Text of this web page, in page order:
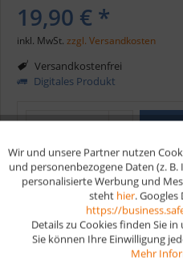
19,90 € *
inkl. MwSt. zzgl. Versandkosten
Versandkostenfrei
Digitales Produkt
Merken
HB310
EAN
Funktionale
Wir und unsere Partner nutzen
und personenbezogene Daten (z.
personalisierte Werbung und
steht hier. Googles
https://
Details zu Cookies finden Sie in
Sie können Ihre Einwilligung
Mehr